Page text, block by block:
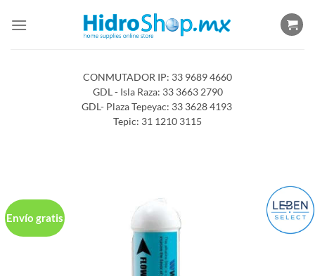
CONMUTADOR IP: 33 9689 4660
GDL - Isla Raza: 33 3663 2790
GDL- Plaza Tepeyac: 33 3628 4193
Tepic: 31 1210 3115
Envío gratis